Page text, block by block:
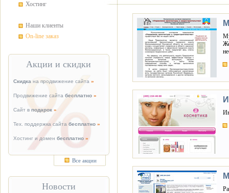
Хостинг
Наши клиенты
On-line заказ
Акции и скидки
Скидка на продвижение сайта »
Продвижение сайта бесплатно »
Сайт в подарок »
Тех. поддержка сайта бесплатно »
Хостинг и домен бесплатно »
Все акции
Новости